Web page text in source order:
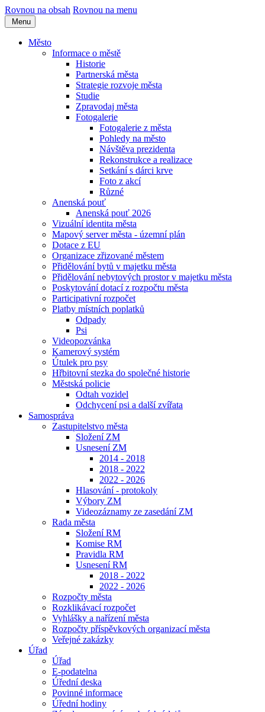
Rovnou na obsah Rovnou na menu
Menu
Město
Informace o městě
Historie
Partnerská města
Strategie rozvoje města
Studie
Zpravodaj města
Fotogalerie
Fotogalerie z města
Pohledy na město
Návštěva prezidenta
Rekonstrukce a realizace
Setkání s dárci krve
Foto z akcí
Různé
Anenská pouť
Anenská pouť 2026
Vizuální identita města
Mapový server města - územní plán
Dotace z EU
Organizace zřizované městem
Přidělování bytů v majetku města
Přidělování nebytových prostor v majetku města
Poskytování dotací z rozpočtu města
Participativní rozpočet
Platby místních poplatků
Odpady
Psi
Videopozvánka
Kamerový systém
Útulek pro psy
Hřbitovní stezka do společné historie
Městská policie
Odtah vozidel
Odchycení psi a další zvířata
Samospráva
Zastupitelstvo města
Složení ZM
Usnesení ZM
2014 - 2018
2018 - 2022
2022 - 2026
Hlasování - protokoly
Výbory ZM
Videozáznamy ze zasedání ZM
Rada města
Složení RM
Komise RM
Pravidla RM
Usnesení RM
2018 - 2022
2022 - 2026
Rozpočty města
Rozklikávací rozpočet
Vyhlášky a nařízení města
Rozpočty příspěvkových organizací města
Veřejné zakázky
Úřad
Úřad
E-podatelna
Úřední deska
Povinné informace
Úřední hodiny